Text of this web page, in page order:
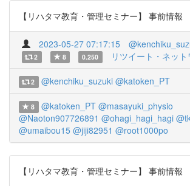
【リハタマ教育・管理セミナー】 事前情報
2023-05-27 07:17:15
2 8 0.250 リツイート・ネッ
2 @kenchiku_suzuki @katoken_PT
8 @katoken_PT @masayuki_physio
@Naoton907726891 @ohagi_hagi_hagi
@umaibou15 @jiji82951 @root1000po
【リハタマ教育・管理セミナー】 事前情報